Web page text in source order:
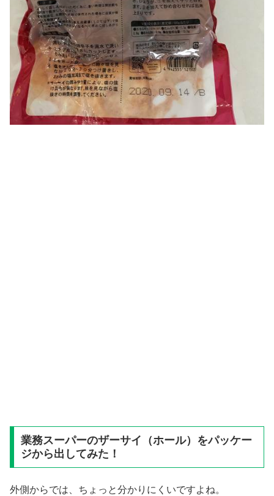
業務スーパーのザーサイ（ホール）をパッケー
ジから出してみた！
外側からでは、ちょっと分かりにくいですよね。